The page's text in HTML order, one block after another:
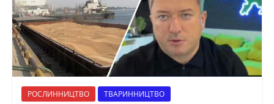
РОСЛИННИЦТВО ТВАРИННИЦТВО